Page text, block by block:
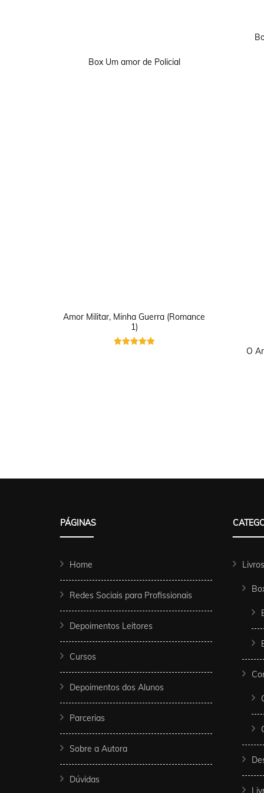
Box Um amor de Policial
Amor Militar, Minha Guerra (Romance
1)
O
PÁGINAS
Home
Redes Sociais para Profissionais
Depoimentos Leitores
Cursos
Depoimentos dos Alunos
Parcerias
Sobre a Autora
Dúvidas
Livros